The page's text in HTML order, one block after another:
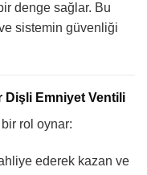
denge sağlar. Bu
sistemin güvenliği
Dişli Emniyet Ventili
rol oynar:
ederek kazan ve